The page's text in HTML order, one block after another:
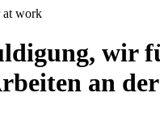
wir
an